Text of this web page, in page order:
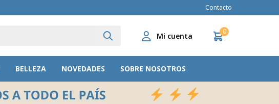
BELLEZA NOVEDADES SOBRE NOSOTROS
0
Contacto